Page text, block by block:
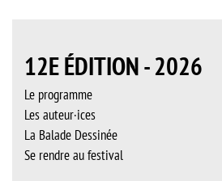
12E ÉDITION - 2026
Le programme
Les auteur·ices
La Balade Dessinée
Se rendre au festival